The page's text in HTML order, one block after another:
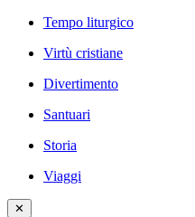
Tempo liturgico
Virtù cristiane
Divertimento
Santuari
Storia
Viaggi
✕